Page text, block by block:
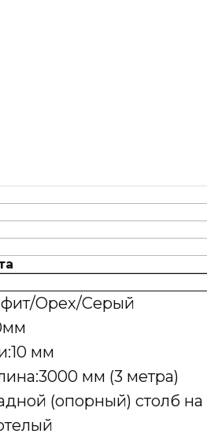
Орех/Серый
мм
мм (3 метра)
(опорный) столб